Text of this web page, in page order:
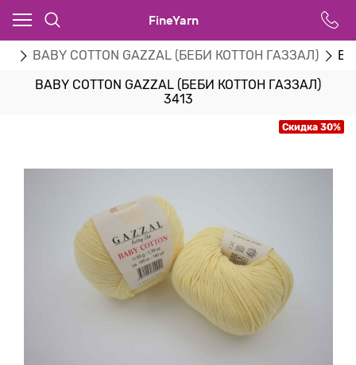
FineYarn
BABY COTTON GAZZAL (БЕБИ КОТТОН ГАЗЗАЛ)
BABY COTTON GAZZAL (БЕБИ КОТТОН ГАЗЗАЛ)
3413
Скидка 30%